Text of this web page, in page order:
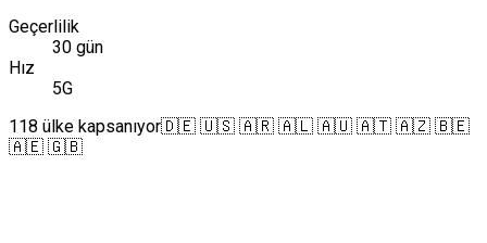
Geçerlilik
30 gün
Hız
5G
118 ülke kapsanıyor🇩🇪 🇺🇸 🇦🇷 🇦🇱 🇦🇺 🇦🇹 🇦🇿 🇧🇪
🇦🇪 🇬🇧